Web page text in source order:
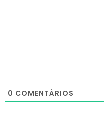
0 COMENTÁRIOS